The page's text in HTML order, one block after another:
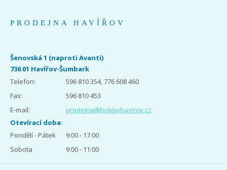
PRODEJNA HAVÍŘOV
Šenovská 1 (naproti Avanti)
736 01 Havířov-Šumbark
Telefon:
596 810 354, 776 608 460
Fax:
596 810 453
E-mail:
prodejna@hobbyhavirov.cz
Otevírací doba:
Pondělí - Pátek
9:00 - 17:00
Sobota
9:00 - 11:00